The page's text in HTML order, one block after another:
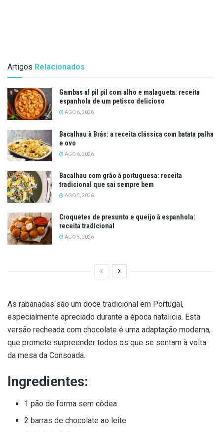
Artigos Relacionados
Gambas al pil pil com alho e malagueta: receita
espanhola de um petisco delicioso
AGO 6, 2026
Bacalhau à Brás: a receita clássica com batata palha
e ovo
AGO 6, 2026
Bacalhau com grão à portuguesa: receita
tradicional que sai sempre bem
AGO 5, 2026
Croquetes de presunto e queijo à espanhola:
receita tradicional
AGO 5, 2026
As rabanadas são um doce tradicional em Portugal,
especialmente apreciado durante a época natalícia. Esta
versão recheada com chocolate é uma adaptação moderna,
que promete surpreender todos os que se sentam à volta
da mesa da Consoada.
Ingredientes:
1 pão de forma sem côdea
2 barras de chocolate ao leite